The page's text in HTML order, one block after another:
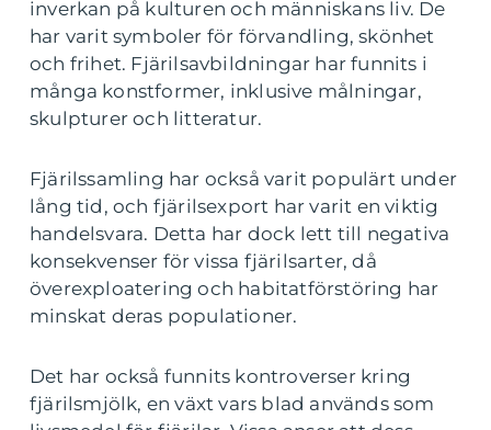
inverkan på kulturen och människans liv. De
har varit symboler för förvandling, skönhet
och frihet. Fjärilsavbildningar har funnits i
många konstformer, inklusive målningar,
skulpturer och litteratur.
Fjärilssamling har också varit populärt under
lång tid, och fjärilsexport har varit en viktig
handelsvara. Detta har dock lett till negativa
konsekvenser för vissa fjärilsarter, då
överexploatering och habitatförstöring har
minskat deras populationer.
Det har också funnits kontroverser kring
fjärilsmjölk, en växt vars blad används som